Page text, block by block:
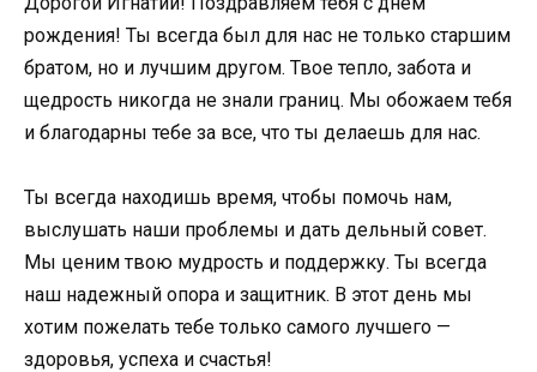
рождения! Ты всегда был для нас не только старшим
братом, но и лучшим другом. Твое тепло, забота и
щедрость никогда не знали границ. Мы обожаем тебя
и благодарны тебе за все, что ты делаешь для нас.
Ты всегда находишь время, чтобы помочь нам,
выслушать наши проблемы и дать дельный совет.
Мы ценим твою мудрость и поддержку. Ты всегда
наш надежный опора и защитник. В этот день мы
хотим пожелать тебе только самого лучшего —
здоровья, успеха и счастья!